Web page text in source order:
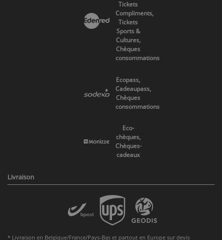
Tickets
Compliments,
Tickets
Sports &
Cultures,
Chèques
consommations
Ecopass,
Cadeaupass,
Chèques
consommations
Eco-
chèques,
Chèques-
cadeaux
Livraison
* Livraison en Belgique/France/Pays-Bas et partout en Europe sur devis